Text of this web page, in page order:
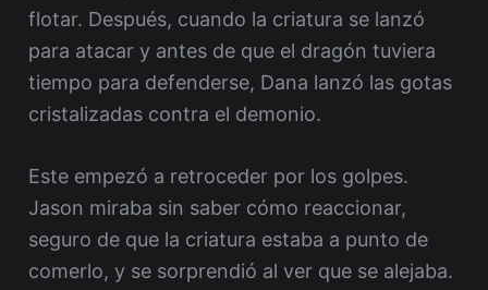
flotar. Después, cuando la criatura se lanzó
para atacar y antes de que el dragón tuviera
tiempo para defenderse, Dana lanzó las gotas
cristalizadas contra el demonio.
Este empezó a retroceder por los golpes.
Jason miraba sin saber cómo reaccionar,
seguro de que la criatura estaba a punto de
comerlo, y se sorprendió al ver que se alejaba.